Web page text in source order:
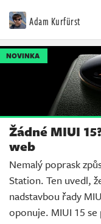
Adam Kurfürst
NOVINKA
Žádné MIUI
web
Nemalý poprask
Station. Ten uvedl,
nadstavbou řady
oponuje. MIUI 15